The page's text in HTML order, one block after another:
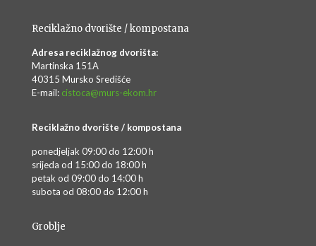
Reciklažno dvorište / kompostana
Adresa reciklažnog dvorišta:
Martinska 151A
40315 Mursko Središće
E-mail: cistoca@murs-ekom.hr
Reciklažno dvorište / kompostana
ponedjeljak 09:00 do 12:00 h
srijeda od 15:00 do 18:00 h
petak od 09:00 do 14:00 h
subota od 08:00 do 12:00 h
Groblje